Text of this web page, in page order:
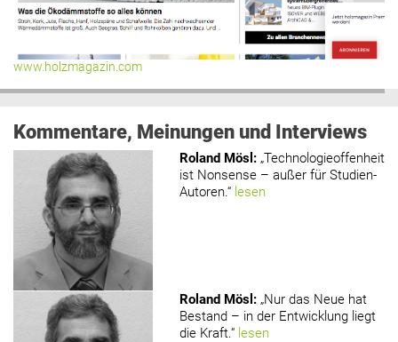
www.holzmagazin.com
Kommentare, Meinungen und Interviews
Roland Mösl : „Technologieoffenheit
ist Nonsense – außer für Studien-
Autoren.“ lesen
Roland Mösl : „Nur das Neue hat
Bestand – in der Entwicklung liegt
die Kraft.“ lesen